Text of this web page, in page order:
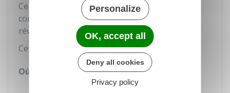
Ce recours doit être adressé par courrier à la
commission d'instruction des demandes en
révision et en réexamen.
Cette cour se situe à la Cour de cassation.
Où s'adresser ?
Cour de cassation
Personalize
OK, accept all
Deny all cookies
Privacy policy